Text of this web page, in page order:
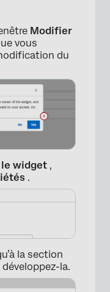
Modifier
vous
du
widget ,
.
la section
la.